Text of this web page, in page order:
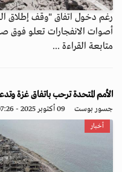
رغم دخول اتفاق "وقف إطلاق
أصوات الانفجارات تعلو فوق
متابعة القراءة ...
الأمم المتحدة ترحب باتفاق غزة
جسور بوست 09 أكتوبر 2025 - 07:26
أخبار